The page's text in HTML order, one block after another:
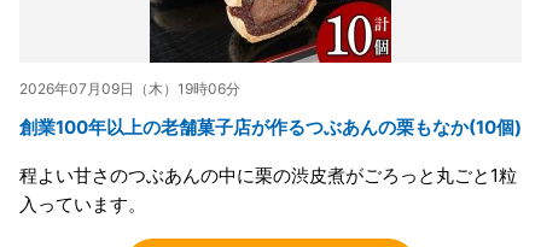
2026年07月09日（木）19時06分
創業100年以上の老舗菓子店が作るつぶあんの栗もなか(10個)
程よい甘さのつぶあんの中に栗の渋皮煮がごろっと丸ごと1粒
入っています。